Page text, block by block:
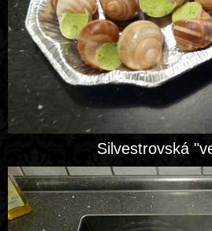
Silvestrovská